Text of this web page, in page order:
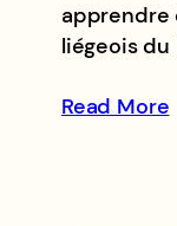
apprendre
liégeois
Read More